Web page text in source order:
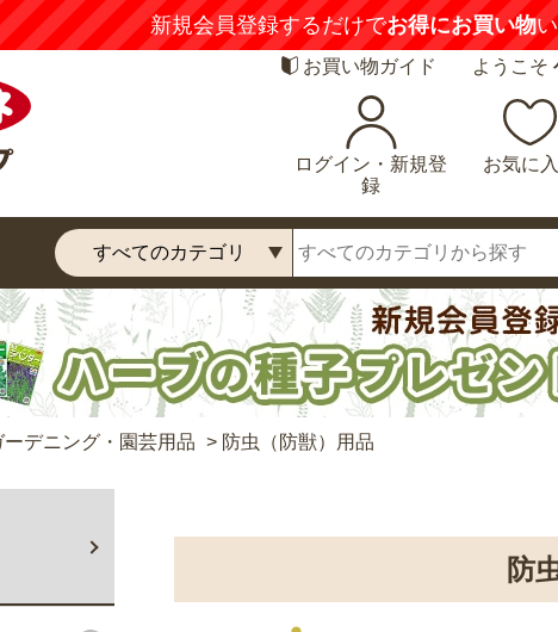
新規会員登録するだけでお得にお買い物
お買い物ガイド ようこそ
ログイン・新規登
録
お気に
ーデニング・園芸用品 > 防虫（防獣）用品
防